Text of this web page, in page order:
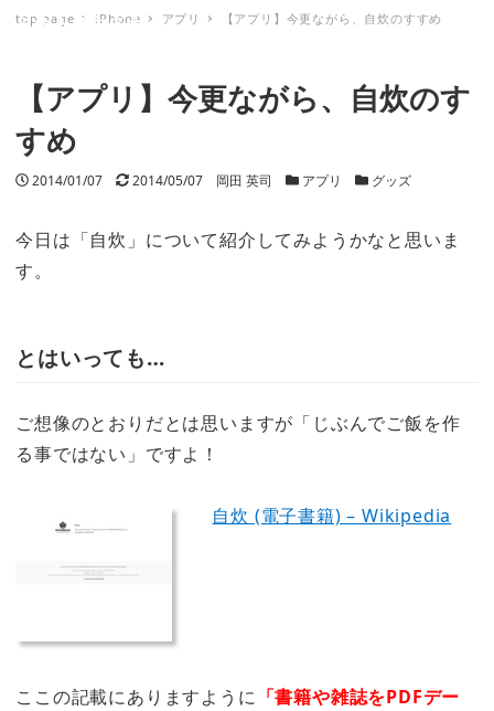
ミナトノキズナ
top page iPhone アプリ 【アプリ】今更ながら、自炊のすすめ
【アプリ】今更ながら、自炊のす
すめ
投稿日
2014/01/07 更新日
2014/05/07 著者
岡田 英司 カテゴリー
アプリ カテゴリー
グッズ
今日は「自炊」について紹介してみようかなと思いま
す。
とはいっても…
ご想像のとおりだとは思いますが「じぶんでご飯を作
る事ではない」ですよ！
自炊 (電子書籍) – Wikipedia
ここの記載にありますように 「書籍や雑誌をPDFデー